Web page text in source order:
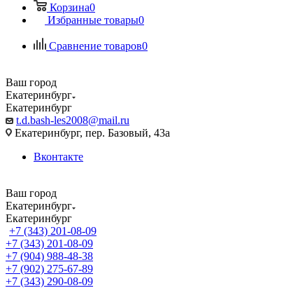
Корзина0
Избранные товары0
Сравнение товаров0
Ваш город
Екатеринбург
Екатеринбург
t.d.bash-les2008@mail.ru
Екатеринбург, пер. Базовый, 43а
Вконтакте
Ваш город
Екатеринбург
Екатеринбург
+7 (343) 201-08-09
+7 (343) 201-08-09
+7 (904) 988-48-38
+7 (902) 275-67-89
+7 (343) 290-08-09